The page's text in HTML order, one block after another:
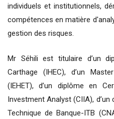
individuels et institutionnels,
compétences en matière
gestion des risques.
Mr Séhili est titulaire d’un
Carthage (IHEC), d’un
(IEHET), d’un diplôme en
Investment Analyst (CIIA), d’un
Technique de Banque-ITB